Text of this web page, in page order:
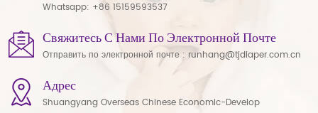
Whatsapp: +86 15159593537
Свяжитесь С Нами По Электронной Почте
Отправить по электронной почте : runhang@tjdiaper.com.cn
Адрес
Shuangyang Overseas Chinese Economic-Develop